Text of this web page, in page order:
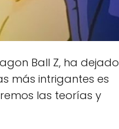
Ball Z, ha dejado
más intrigantes es
las teorías y